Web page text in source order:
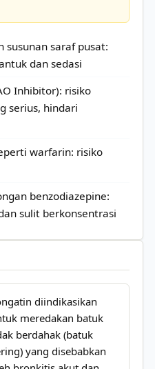
susunan saraf pusat:
dan sedasi
Inhibitor): risiko
serius, hindari
warfarin: risiko
benzodiazepine:
sulit berkonsentrasi
diindikasikan
meredakan batuk
berdahak (batuk
yang disebabkan